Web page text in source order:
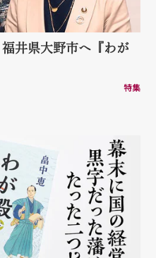
井県大野市へ『わが
特集